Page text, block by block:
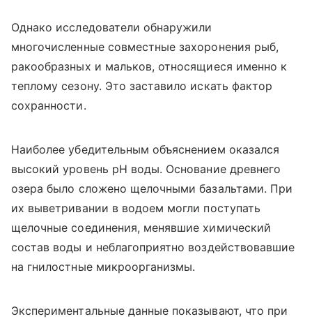
Однако исследователи обнаружили
многочисленные совместные захоронения рыб,
ракообразных и мальков, относящиеся именно к
теплому сезону. Это заставило искать фактор
сохранности.
Наиболее убедительным объяснением оказался
высокий уровень pH воды. Основание древнего
озера было сложено щелочными базальтами. При
их выветривании в водоем могли поступать
щелочные соединения, менявшие химический
состав воды и неблагоприятно воздействовавшие
на гнилостные микроорганизмы.
Экспериментальные данные показывают, что при